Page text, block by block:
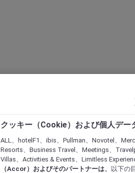
クッキー（Cookie）および個人デー
ALL、hotelF1、ibis、Pullman、Novotel、
Resorts、Business Travel、Meetings、
Villas、Activities & Events、Limitless
（Accor）およびそのパートナーは、
以下の